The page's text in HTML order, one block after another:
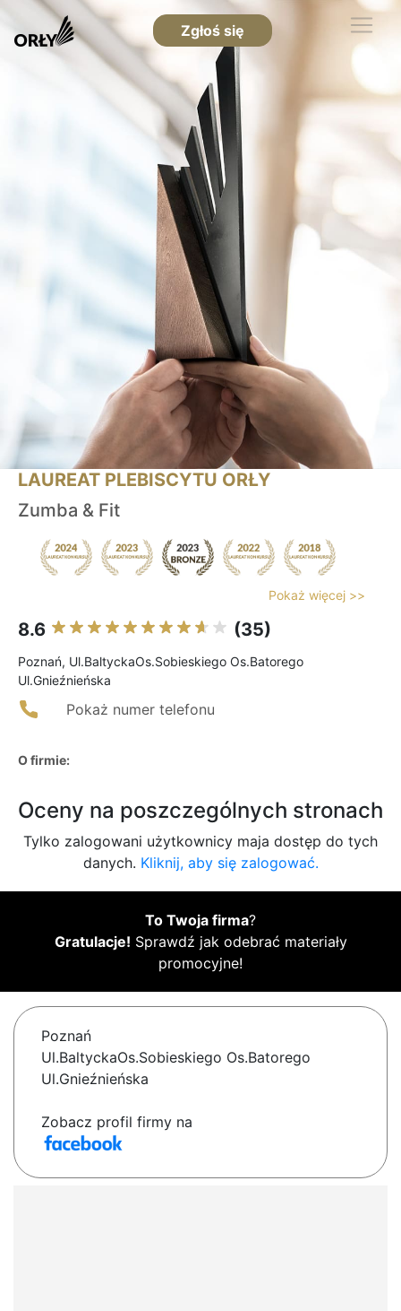
Zgłoś się
LAUREAT PLEBISCYTU ORŁY
Zumba & Fit
Pokaż więcej >>
8.6 (35)
Poznań, Ul.BaltyckaOs.Sobieskiego Os.Batorego
Ul.Gnieźnieńska
Pokaż numer telefonu
O firmie:
Oceny na poszczególnych stronach
Tylko zalogowani użytkownicy maja dostęp do tych
danych. Kliknij, aby się zalogować.
To Twoja firma?
Gratulacje! Sprawdź jak odebrać materiały
promocyjne!
Poznań
Ul.BaltyckaOs.Sobieskiego Os.Batorego
Ul.Gnieźnieńska
Zobacz profil firmy na